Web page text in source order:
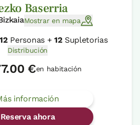
Baserria
Mostrar en mapa
12 Personas + 12 Supletorias
Distribución
€en habitación
información
Reserva ahora